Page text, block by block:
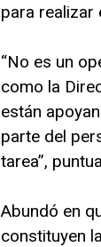
para realizar
“No es un
como la
están
parte del
tarea”,
Abundó en
constituyen